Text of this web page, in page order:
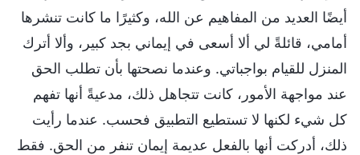
أيضًا العديد من المفاهيم عن الله، وكثيرًا ما كانت تنشرها
أمامي، قائلةً لي ألا أسعى في إيماني بجد كبير، وألا أترك
المنزل للقيام بواجباتي. وعندما نصحتها بأن تطلب الحق
عند مواجهة الأمور، كانت تتجاهل ذلك، مدعيةً أنها تفهم
كل شيء لكنها لا تستطيع التطبيق فحسب. عندما رأيت
ذلك، أدركت أنها بالفعل عديمة إيمان تنفر من الحق. فقط